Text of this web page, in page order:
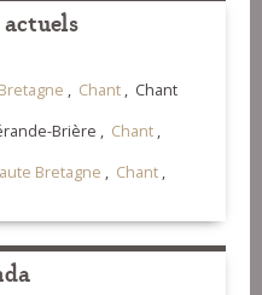
, Chant , Chant
Brière , Chant ,
Bretagne , Chant ,